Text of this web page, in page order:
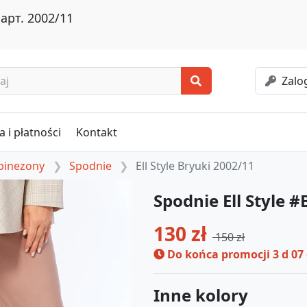
2002/11
i płatności Kontakt
Spodnie Ell Style Bryuki 2002/11
Spodnie Ell Style
130 zł 150 zł
Do końca promocji 3 d 07
Inne kolory